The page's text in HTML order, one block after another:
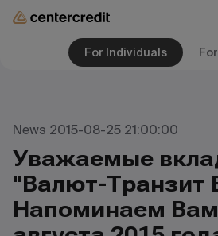
For Individuals
News 2015-08-25 21:00:00
Уважаемые
"Валют-Транзит
Напоминаем